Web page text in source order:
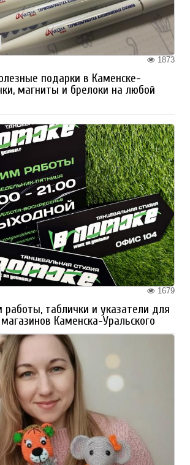
1873
подарки в Каменске-
магниты и брелоки на любой
1679
таблички и указатели для
Каменска-Уральского